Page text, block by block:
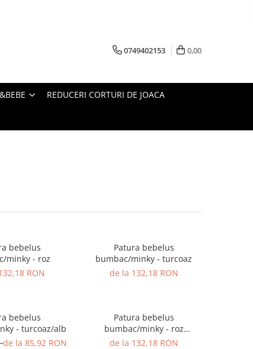
0749402153 0,00
REDUCERI CORTURI DE JOACA
bebelus
minky - roz
RON
Patura bebelus
bumbac/minky - turcoaz
de la 132,18 RON
bebelus
- turcoaz/alb
de la 85,92 RON
Patura bebelus
bumbac/minky - roz
aprins/alb
de la 132,18 RON